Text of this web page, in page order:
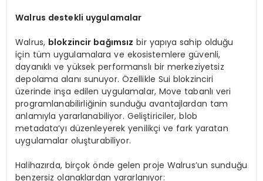
Walrus destekli uygulamalar
Walrus, blokzincir bağımsız bir yapıya sahip olduğu
için tüm uygulamalara ve ekosistemlere güvenli,
dayanıklı ve yüksek performanslı bir merkeziyetsiz
depolama alanı sunuyor. Özellikle Sui blokzinciri
üzerinde inşa edilen uygulamalar, Move tabanlı veri
programlanabilirliğinin sunduğu avantajlardan tam
anlamıyla yararlanabiliyor. Geliştiriciler, blob
metadata’yı düzenleyerek yenilikçi ve fark yaratan
uygulamalar oluşturabiliyor.
Halihazırda, birçok önde gelen proje Walrus’un sunduğu
benzersiz olanaklardan yararlanıyor: